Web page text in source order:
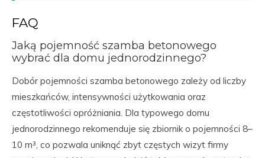
FAQ
Jaką pojemność szamba betonowego
wybrać dla domu jednorodzinnego?
Dobór pojemności szamba betonowego zależy od liczby
mieszkańców, intensywności użytkowania oraz
częstotliwości opróżniania. Dla typowego domu
jednorodzinnego rekomenduje się zbiornik o pojemności 8–
10 m³, co pozwala uniknąć zbyt częstych wizyt firmy